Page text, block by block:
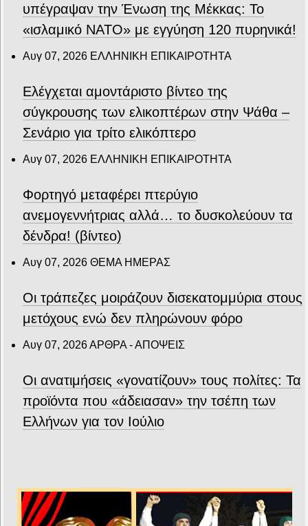
υπέγραψαν την Ένωση της Μέκκας: Το
«ισλαμικό ΝΑΤΟ» με εγγύηση 120 πυρηνικά!
Αυγ 07, 2026 ΕΛΛΗΝΙΚΗ ΕΠΙΚΑΙΡΟΤΗΤΑ
Ελέγχεται αμοντάριστο βίντεο της
σύγκρουσης των ελικοπτέρων στην Ψάθα –
Σενάριο για τρίτο ελικόπτερο
Αυγ 07, 2026 ΕΛΛΗΝΙΚΗ ΕΠΙΚΑΙΡΟΤΗΤΑ
Φορτηγό μεταφέρει πτερύγιο
ανεμογεννήτριας αλλά… το δυσκολεύουν τα
δένδρα! (βίντεο)
Αυγ 07, 2026 ΘΕΜΑ ΗΜΕΡΑΣ
Οι τράπεζες μοιράζουν δισεκατομμύρια στους
μετόχους ενώ δεν πληρώνουν φόρο
Αυγ 07, 2026ΑΡΘΡΑ - ΑΠΟΨΕΙΣ
Οι ανατιμήσεις «γονατίζουν» τους πολίτες: Τα
προϊόντα που «άδειασαν» την τσέπη των
Ελλήνων για τον Ιούλιο